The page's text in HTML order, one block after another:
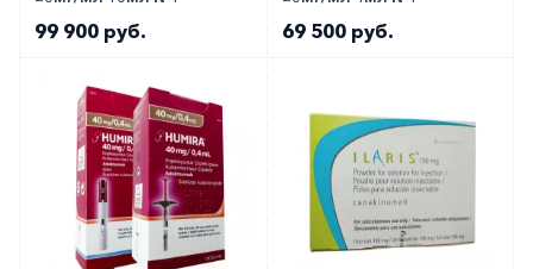
99 900 руб. 69 500 руб.